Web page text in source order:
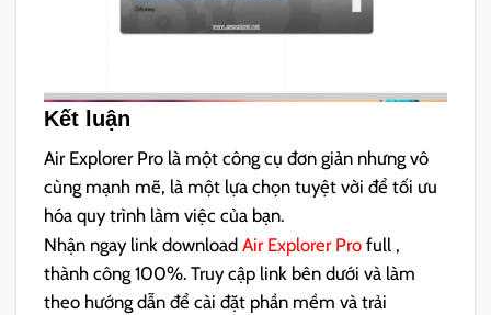
Kết luận
Air Explorer Pro là một công cụ đơn giản nhưng vô
cùng mạnh mẽ, là một lựa chọn tuyệt vời để tối ưu
hóa quy trình làm việc của bạn.
Nhận ngay link downloadAir Explorer Pro full ,
thành công 100%. Truy cập link bên dưới và làm
theo hướng dẫn để cài đặt phần mềm và trải